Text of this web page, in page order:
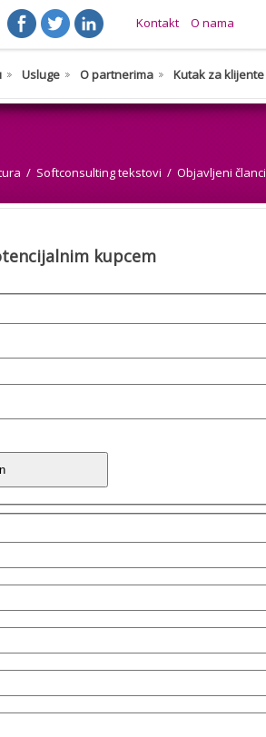
Kontakt O nama
Usluge O partnerima Kutak za klijente
Softconsulting tekstovi Objavljeni članci
kupcem